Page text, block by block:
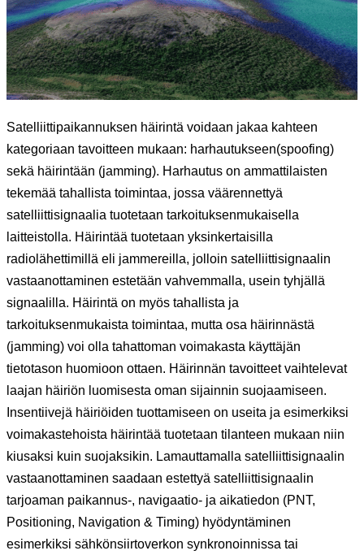
Satelliittipaikannuksen häirintä voidaan jakaa kahteen
kategoriaan tavoitteen mukaan: harhautukseen(spoofing)
sekä häirintään (jamming). Harhautus on ammattilaisten
tekemää tahallista toimintaa, jossa väärennettyä
satelliittisignaalia tuotetaan tarkoituksenmukaisella
laitteistolla. Häirintää tuotetaan yksinkertaisilla
radiolähettimillä eli jammereilla, jolloin satelliittisignaalin
vastaanottaminen estetään vahvemmalla, usein tyhjällä
signaalilla. Häirintä on myös tahallista ja
tarkoituksenmukaista toimintaa, mutta osa häirinnästä
(jamming) voi olla tahattoman voimakasta käyttäjän
tietotason huomioon ottaen. Häirinnän tavoitteet vaihtelevat
laajan häiriön luomisesta oman sijainnin suojaamiseen.
Insentiivejä häiriöiden tuottamiseen on useita ja esimerkiksi
voimakastehoista häirintää tuotetaan tilanteen mukaan niin
kiusaksi kuin suojaksikin. Lamauttamalla satelliittisignaalin
vastaanottaminen saadaan estettyä satelliittisignaalin
tarjoaman paikannus-, navigaatio- ja aikatiedon (PNT,
Positioning, Navigation & Timing) hyödyntäminen
esimerkiksi sähkönsiirtoverkon synkronoinnissa tai